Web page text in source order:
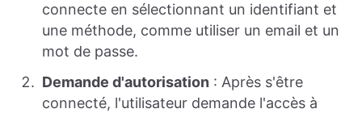
connecte en sélectionnant un identifiant et
une méthode, comme utiliser un email et un
mot de passe.
Demande d'autorisation : Après s'être
connecté, l'utilisateur demande l'accès à